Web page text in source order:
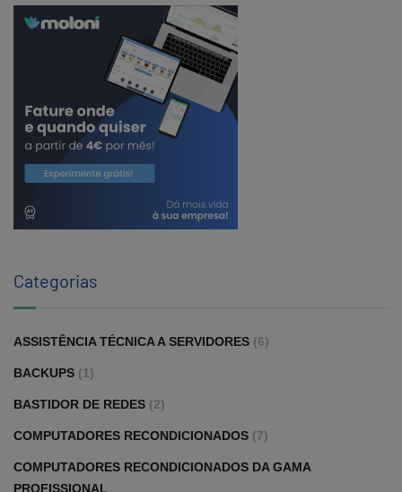
Categorias
ASSISTÊNCIA TÉCNICA A SERVIDORES (6)
BACKUPS (1)
BASTIDOR DE REDES (2)
COMPUTADORES RECONDICIONADOS (7)
COMPUTADORES RECONDICIONADOS DA GAMA
PROFISSIONAL